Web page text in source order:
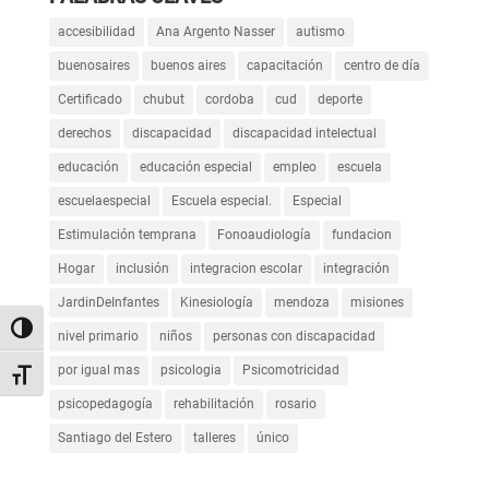
Alternar alto contraste
Alternar tamaño de letra
accesibilidad Ana Argento Nasser autismo
buenosaires buenos aires capacitación centro de día
Certificado chubut cordoba cud deporte
derechos discapacidad discapacidad intelectual
educación educación especial empleo escuela
escuelaespecial Escuela especial. Especial
Estimulación temprana Fonoaudiología fundacion
Hogar inclusión integracion escolar integración
JardinDeInfantes Kinesiología mendoza misiones
nivel primario niños personas con discapacidad
por igual mas psicologia Psicomotricidad
psicopedagogía rehabilitación rosario
Santiago del Estero talleres único